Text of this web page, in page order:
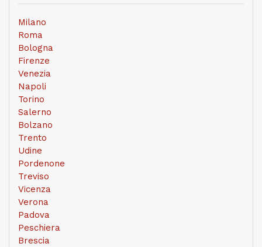
Milano
Roma
Bologna
Firenze
Venezia
Napoli
Torino
Salerno
Bolzano
Trento
Udine
Pordenone
Treviso
Vicenza
Verona
Padova
Peschiera
Brescia